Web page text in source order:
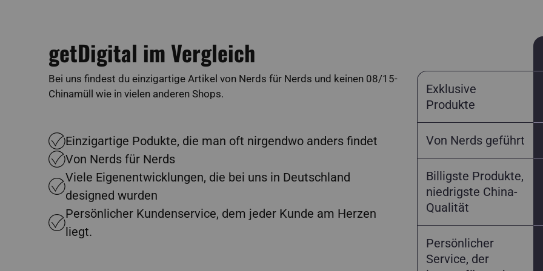
getDigital im Vergleich
Bei uns findest du einzigartige Artikel von Nerds für Nerds und keinen 08/15-
Chinamüll wie in vielen anderen Shops.
Einzigartige Podukte, die man oft nirgendwo anders findet
Von Nerds für Nerds
Viele Eigenentwicklungen, die bei uns in Deutschland
designed wurden
Persönlicher Kundenservice, dem jeder Kunde am Herzen
liegt.
Exklusive
Produkte
Von Nerds geführt
Billigste Produkte,
niedrigste China-
Qualität
Persönlicher
Service, der